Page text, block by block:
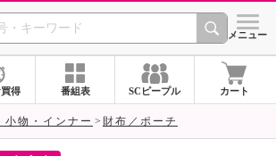
SHOP CHANNEL シメニュー
得 番組表 SCピープル カート
小物・インナー 財布／ポーチ